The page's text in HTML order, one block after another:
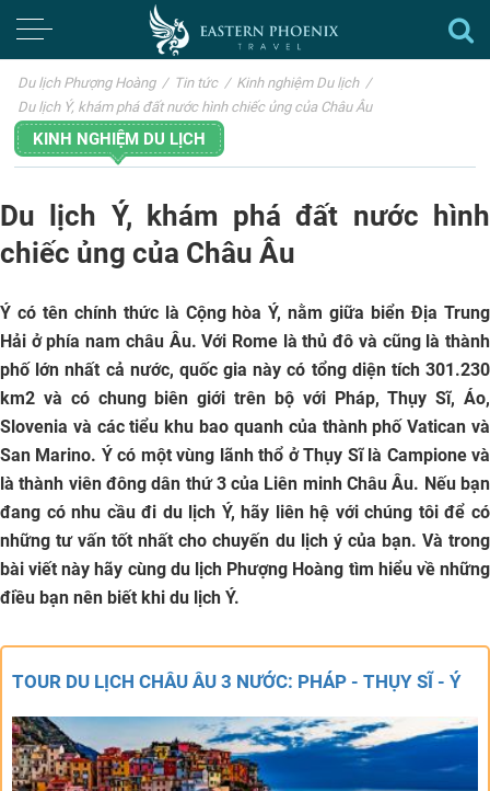
Du lịch Phượng Hoàng / Tin tức / Kinh nghiệm Du lịch /
Du lịch Ý, khám phá đất nước hình chiếc ủng của Châu Âu
KINH NGHIỆM DU LỊCH
Du lịch Ý, khám phá đất nước hình
chiếc ủng của Châu Âu
Ý có tên chính thức là Cộng hòa Ý, nằm giữa biển Địa Trung
Hải ở phía nam châu Âu. Với Rome là thủ đô và cũng là thành
phố lớn nhất cả nước, quốc gia này có tổng diện tích 301.230
km2 và có chung biên giới trên bộ với Pháp, Thụy Sĩ, Áo,
Slovenia và các tiểu khu bao quanh của thành phố Vatican và
San Marino. Ý có một vùng lãnh thổ ở Thụy Sĩ là Campione và
là thành viên đông dân thứ 3 của Liên minh Châu Âu. Nếu bạn
đang có nhu cầu đi du lịch Ý, hãy liên hệ với chúng tôi để có
những tư vấn tốt nhất cho chuyến du lịch ý của bạn. Và trong
bài viết này hãy cùng du lịch Phượng Hoàng tìm hiểu về những
điều bạn nên biết khi du lịch Ý.
TOUR DU LỊCH CHÂU ÂU 3 NƯỚC: PHÁP - THỤY SĨ - Ý